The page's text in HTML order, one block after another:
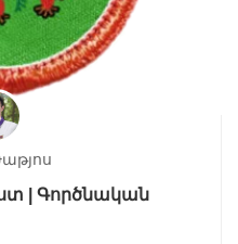
| Գործնական